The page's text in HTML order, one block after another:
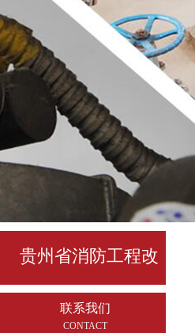
贵州省消防工程改
联系我们
CONTACT